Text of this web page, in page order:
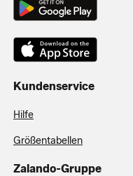
Kundenservice
Hilfe
Größentabellen
Zalando-Gruppe